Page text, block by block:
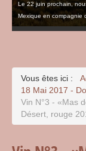
Le 22 juin prochain,
Mexique en compagnie
Vous êtes ici :
18 Mai 2017 -
Vin N°3 - «Mas
Désert, rouge